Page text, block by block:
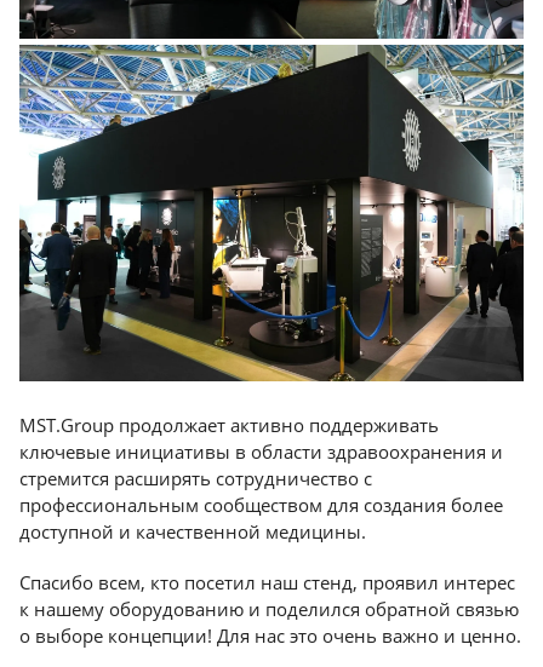
MST.Group продолжает активно поддерживать
ключевые инициативы в области здравоохранения и
стремится расширять сотрудничество с
профессиональным сообществом для создания более
доступной и качественной медицины.
Спасибо всем, кто посетил наш стенд, проявил интерес
к нашему оборудованию и поделился обратной связью
о выборе концепции! Для нас это очень важно и ценно.